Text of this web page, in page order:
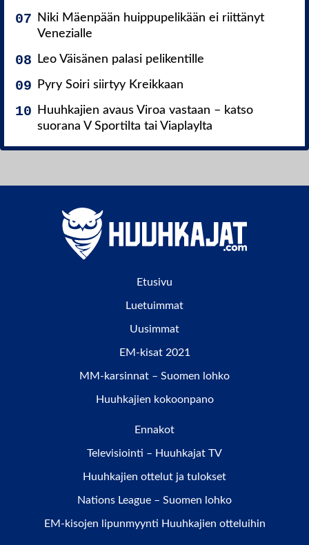
Niki Mäenpään huippupelikään ei riittänyt
Venezialle
Leo Väisänen palasi pelikentille
Pyry Soiri siirtyy Kreikkaan
Huuhkajien avaus Viroa vastaan – katso
suorana V Sportilta tai Viaplaylta
Etusivu
Luetuimmat
Uusimmat
EM-kisat 2021
MM-karsinnat – Suomen lohko
Huuhkajien kokoonpano
Ennakot
Televisiointi – Huuhkajat TV
Huuhkajien ottelut ja tulokset
Nations League – Suomen lohko
EM-kisojen lipunmyynti Huuhkajien otteluihin